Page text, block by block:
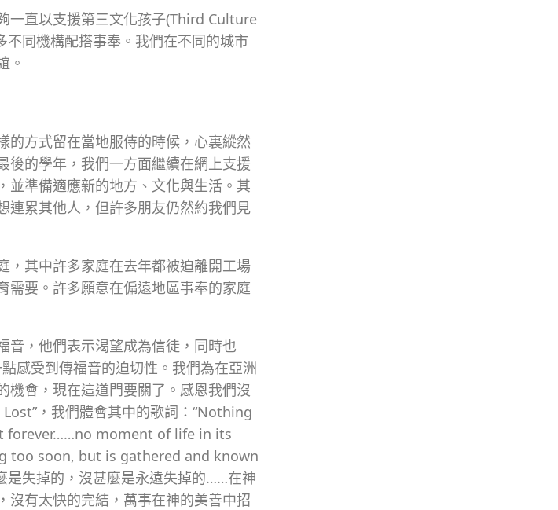
一直以支援第三文化孩子(Third Culture
同機構配搭事奉。我們在不同的城市
。
的方式留在當地服侍的時候，心裏縱然
後的學年，我們一方面繼續在網上支援
並準備適應新的地方、文化與生活。其
連累其他人，但許多朋友仍然約我們見
，其中許多家庭在去年都被迫離開工場
需要。許多願意在偏遠地區事奉的家庭
音，他們表示渴望成為信徒，同時也
感受到傳福音的迫切性。我們為在亞洲
機會，現在這道門要關了。感恩我們沒
，我們體會其中的歌詞：“Nothing
forever……no moment of life in its
too soon, but is gathered and known
失掉的，沒甚麼是永遠失掉的……在神
沒有太快的完結，萬事在神的美善中招